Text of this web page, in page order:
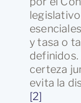
y tasa o
definidos.
certeza
evita la
[2]